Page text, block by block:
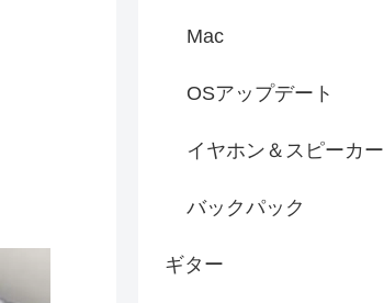
Mac
OSアップデート
イヤホン＆スピーカー
バックパック
ギター